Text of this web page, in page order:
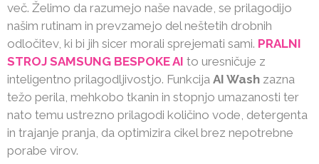
več. Želimo da razumejo naše navade, se prilagodijo
našim rutinam in prevzamejo del neštetih drobnih
odločitev, ki bi jih sicer morali sprejemati sami. PRALNI
STROJ SAMSUNG BESPOKE AI to uresničuje z
inteligentno prilagodljivostjo. Funkcija AI Wash zazna
težo perila, mehkobo tkanin in stopnjo umazanosti ter
nato temu ustrezno prilagodi količino vode, detergenta
in trajanje pranja, da optimizira cikel brez nepotrebne
porabe virov.